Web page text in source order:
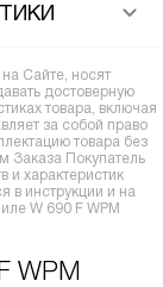
Сайте, носят
достоверную
товара, включая
за собой право
товара без
Заказа Покупатель
и характеристик
в инструкции и на
W 690 F WPM
WPM